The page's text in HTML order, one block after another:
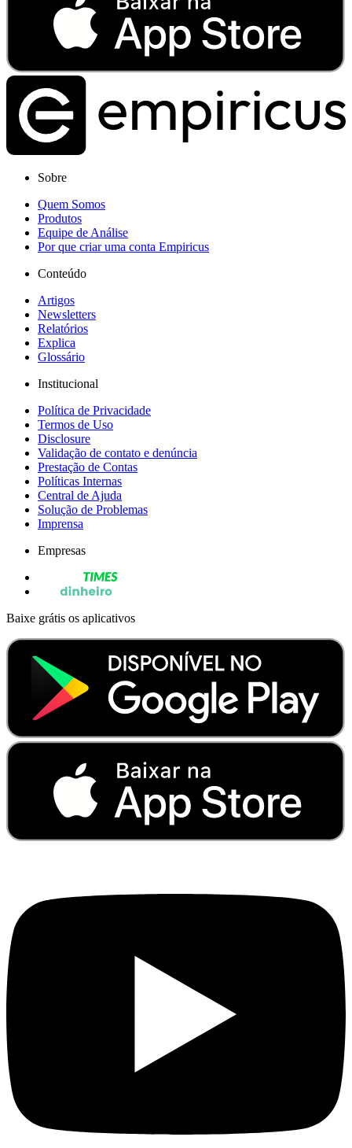
Sobre
Quem Somos
Produtos
Equipe de Análise
Por que criar uma conta Empiricus
Conteúdo
Artigos
Newsletters
Relatórios
Explica
Glossário
Institucional
Política de Privacidade
Termos de Uso
Disclosure
Validação de contato e denúncia
Prestação de Contas
Políticas Internas
Central de Ajuda
Solução de Problemas
Imprensa
Empresas
Baixe grátis os aplicativos